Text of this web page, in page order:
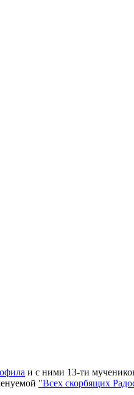
и с ними 13-ти
"Всех скорбящих